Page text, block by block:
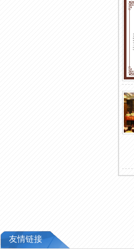
友情链接